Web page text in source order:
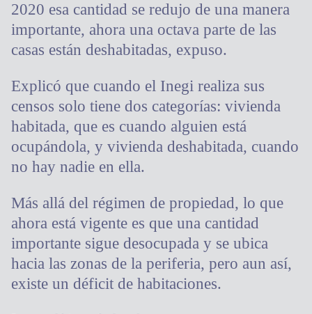
2020 esa cantidad se redujo de una manera
importante, ahora una octava parte de las
casas están deshabitadas, expuso.
Explicó que cuando el Inegi realiza sus
censos solo tiene dos categorías: vivienda
habitada, que es cuando alguien está
ocupándola, y vivienda deshabitada, cuando
no hay nadie en ella.
Más allá del régimen de propiedad, lo que
ahora está vigente es que una cantidad
importante sigue desocupada y se ubica
hacia las zonas de la periferia, pero aun así,
existe un déficit de habitaciones.